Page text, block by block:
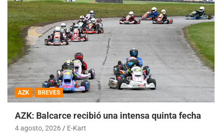
AZK BREVES
AZK: Balcarce recibió una intensa quinta fecha
4 agosto, 2026 E-Kart